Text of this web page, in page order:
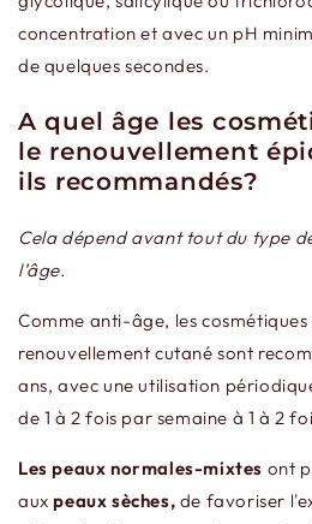
concentration et avec un pH
de quelques secondes.
A quel âge les
le renouvellement
ils recommandés?
Cela dépend avant tout du type
l’âge.
Comme anti-âge, les cosmétiques
renouvellement cutané sont
ans, avec une utilisation
de 1 à 2 fois par semaine à 1 à 2
Les peaux normales-mixtes ont
auxpeaux sèches, de favoriser